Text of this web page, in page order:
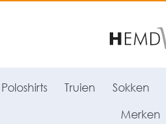
Poloshirts Truien Sokken
Merken